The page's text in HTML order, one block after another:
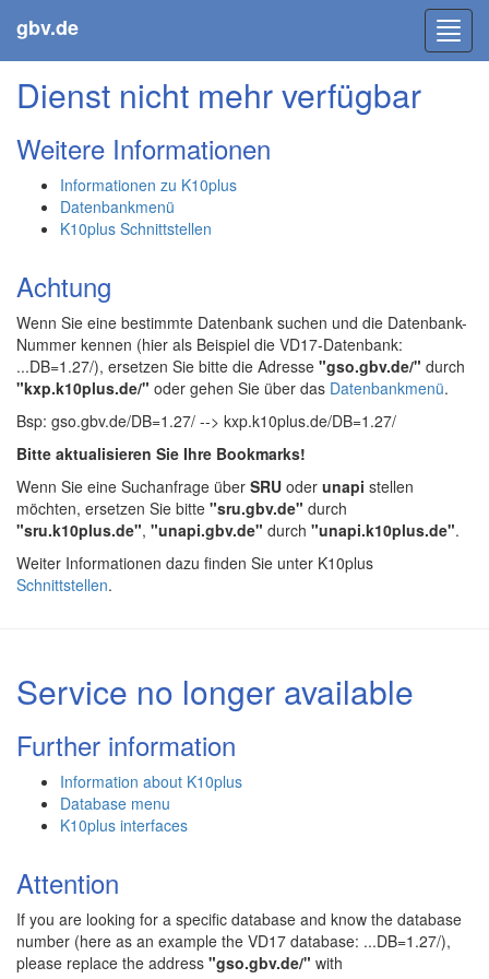
gbv.de
Dienst nicht mehr verfügbar
Weitere Informationen
Informationen zu K10plus
Datenbankmenü
K10plus Schnittstellen
Achtung
Wenn Sie eine bestimmte Datenbank suchen und die Datenbank-
Nummer kennen (hier als Beispiel die VD17-Datenbank:
...DB=1.27/), ersetzen Sie bitte die Adresse "gso.gbv.de/" durch
"kxp.k10plus.de/" oder gehen Sie über das Datenbankmenü.
Bsp: gso.gbv.de/DB=1.27/ --> kxp.k10plus.de/DB=1.27/
Bitte aktualisieren Sie Ihre Bookmarks!
Wenn Sie eine Suchanfrage über SRU oder unapi stellen
möchten, ersetzen Sie bitte "sru.gbv.de" durch
"sru.k10plus.de", "unapi.gbv.de" durch "unapi.k10plus.de".
Weiter Informationen dazu finden Sie unter K10plus
Schnittstellen.
Service no longer available
Further information
Information about K10plus
Database menu
K10plus interfaces
Attention
If you are looking for a specific database and know the database
number (here as an example the VD17 database: ...DB=1.27/),
please replace the address "gso.gbv.de/" with